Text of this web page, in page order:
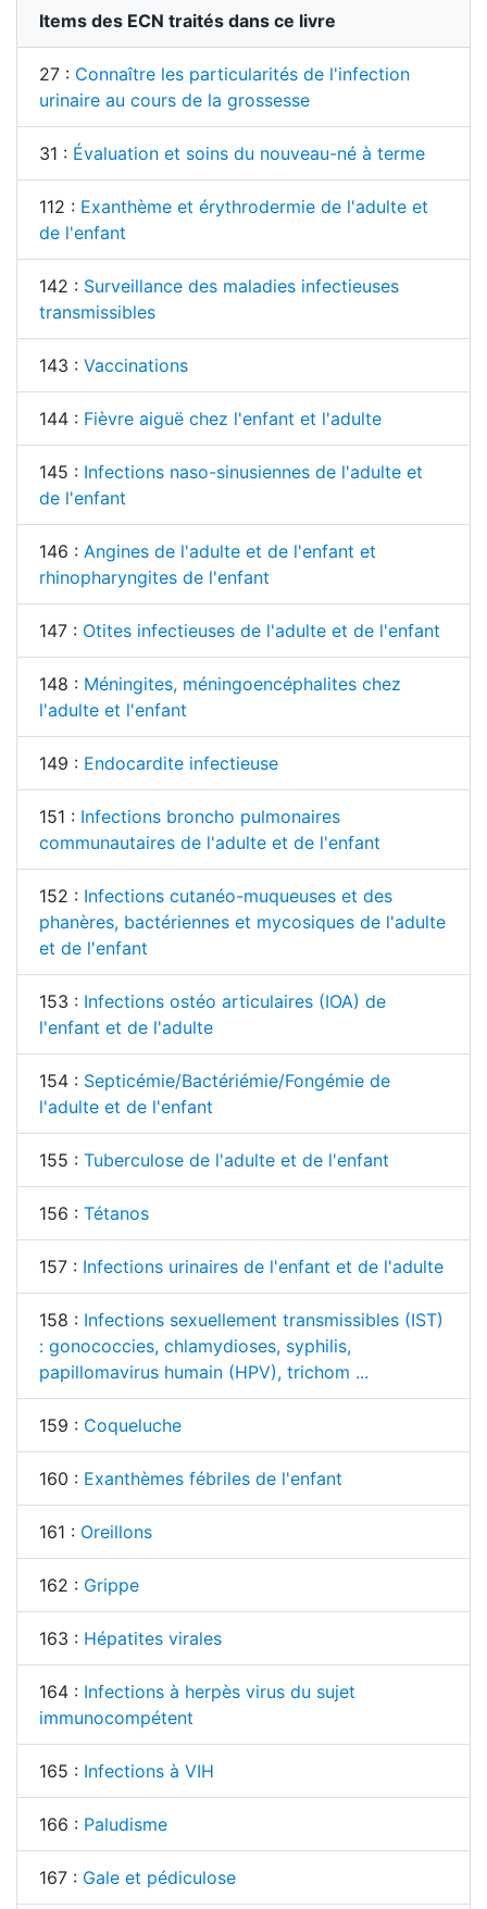
Items des ECN traités dans ce livre
27 : Connaître les particularités de l'infection
urinaire au cours de la grossesse
31 : Évaluation et soins du nouveau-né à terme
112 : Exanthème et érythrodermie de l'adulte et
de l'enfant
142 : Surveillance des maladies infectieuses
transmissibles
143 : Vaccinations
144 : Fièvre aiguë chez l'enfant et l'adulte
145 : Infections naso-sinusiennes de l'adulte et
de l'enfant
146 : Angines de l'adulte et de l'enfant et
rhinopharyngites de l'enfant
147 : Otites infectieuses de l'adulte et de l'enfant
148 : Méningites, méningoencéphalites chez
l'adulte et l'enfant
149 : Endocardite infectieuse
151 : Infections broncho pulmonaires
communautaires de l'adulte et de l'enfant
152 : Infections cutanéo-muqueuses et des
phanères, bactériennes et mycosiques de l'adulte
et de l'enfant
153 : Infections ostéo articulaires (IOA) de
l'enfant et de l'adulte
154 : Septicémie/Bactériémie/Fongémie de
l'adulte et de l'enfant
155 : Tuberculose de l'adulte et de l'enfant
156 : Tétanos
157 : Infections urinaires de l'enfant et de l'adulte
158 : Infections sexuellement transmissibles (IST)
: gonococcies, chlamydioses, syphilis,
papillomavirus humain (HPV), trichom ...
159 : Coqueluche
160 : Exanthèmes fébriles de l'enfant
161 : Oreillons
162 : Grippe
163 : Hépatites virales
164 : Infections à herpès virus du sujet
immunocompétent
165 : Infections à VIH
166 : Paludisme
167 : Gale et pédiculose